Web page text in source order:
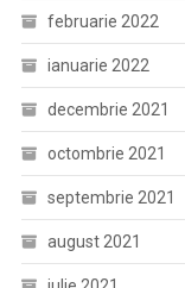
februarie 2022
ianuarie 2022
decembrie 2021
octombrie 2021
septembrie 2021
august 2021